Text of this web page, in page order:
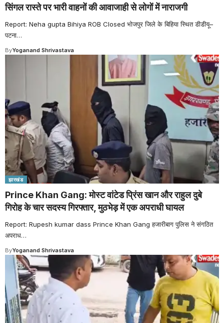
सिंगल रास्ते पर भारी वाहनों की आवाजाही से लोगों में नाराजगी
Report: Neha gupta Bihiya ROB Closed भोजपुर जिले के बिहिया स्थित डीडीयू–
पटना…
ByYoganand Shrivastava
झारखंड
Prince Khan Gang: मोस्ट वांटेड प्रिंस खान और राहुल दुबे
गिरोह के चार सदस्य गिरफ्तार, मुठभेड़ में एक अपराधी घायल
Report: Rupesh kumar dass Prince Khan Gang हजारीबाग पुलिस ने संगठित
अपराध…
ByYoganand Shrivastava